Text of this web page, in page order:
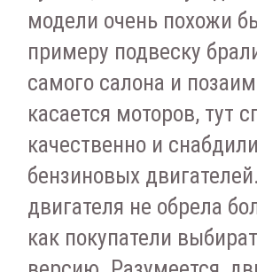
модели очень похожи
примеру подвеску
самого салона и
касается моторов, тут
качественно и
бензиновых
двигателя не обрела
как покупатели